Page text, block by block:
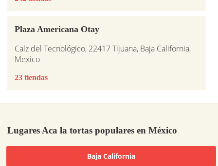
Plaza Americana Otay
Calz del Tecnológico, 22417 Tijuana, Baja California,
Mexico
23 tiendas
Lugares Aca la tortas populares en México
Baja California